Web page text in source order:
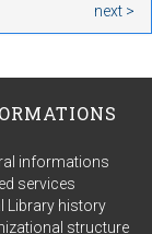
next >
informations
services
Library history
structure